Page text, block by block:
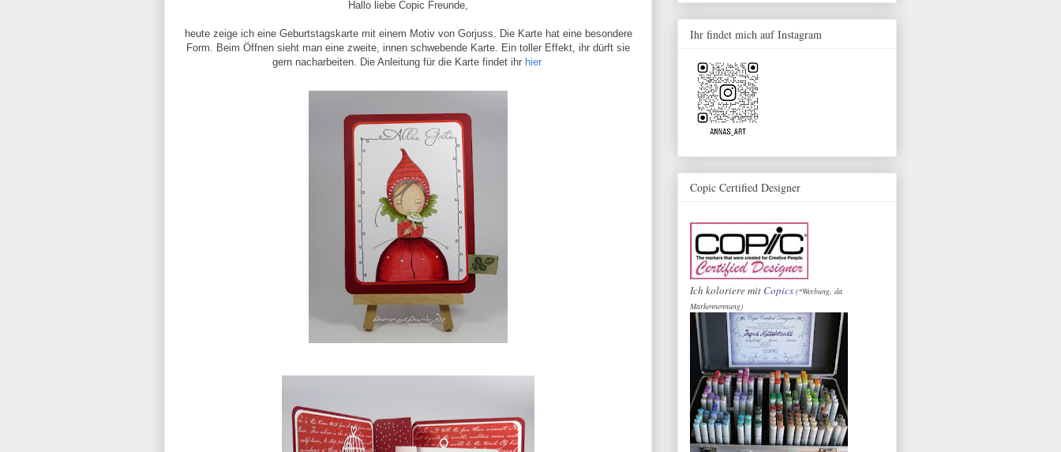
Hallo liebe Copic Freunde,
heute zeige ich eine Geburtstagskarte mit einem Motiv von Gorjuss. Die Karte hat eine besondere
Form. Beim Öffnen sieht man eine zweite, innen schwebende Karte. Ein toller Effekt, ihr dürft sie
gern nacharbeiten. Die Anleitung für die Karte findet ihr hier
Ihr findet mich auf Instagram
Copic Certified Designer
Ich koloriere mit Copics (*Werbung, da
Markennennung)